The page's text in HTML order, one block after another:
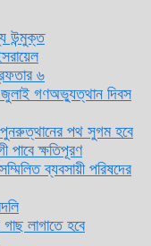
উন্মুক্ত
৬
জুলাই গণঅভ্যুত্থান দিবস
পুনরুত্থানের পথ সুগম হবে
পাবে ক্ষতিপূরণ
ব্যবসায়ী পরিষদের
গাছ লাগাতে হবে